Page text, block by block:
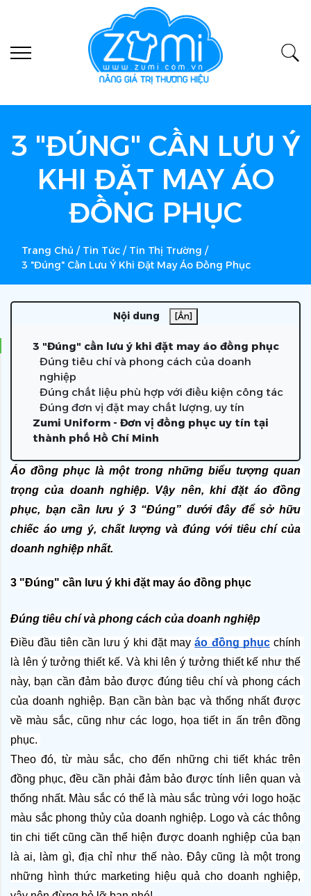
3 "ĐÚNG" CẦN LƯU Ý
KHI ĐẶT MAY ÁO
ĐỒNG PHỤC
Trang Chủ / Tin Tức / Tin Thị Trường /
3 "Đúng" Cần Lưu Ý Khi Đặt May Áo Đồng Phục
Nội dung [Ẩn]
3 "Đúng" cần lưu ý khi đặt may áo đồng phục
Đúng tiêu chí và phong cách của doanh
nghiệp
Đúng chất liệu phù hợp với điều kiện công tác
Đúng đơn vị đặt may chất lượng, uy tín
Zumi Uniform - Đơn vị đồng phục uy tín tại
thành phố Hồ Chí Minh
Áo đồng phục là một trong những biểu tượng quan
trọng của doanh nghiệp. Vậy nên, khi đặt áo đồng
phục, bạn cần lưu ý 3 “Đúng” dưới đây để sở hữu
chiếc áo ưng ý, chất lượng và đúng với tiêu chí của
doanh nghiệp nhất.
3 "Đúng" cần lưu ý khi đặt may áo đồng phục
Đúng tiêu chí và phong cách của doanh nghiệp
Điều đầu tiên cần lưu ý khi đặt may áo đồng phục chính
là lên ý tưởng thiết kế. Và khi lên ý tưởng thiết kế như thế
này, bạn cần đảm bảo được đúng tiêu chí và phong cách
của doanh nghiệp. Bạn cần bàn bạc và thống nhất được
về màu sắc, cũng như các logo, họa tiết in ấn trên đồng
phục.
Theo đó, từ màu sắc, cho đến những chi tiết khác trên
đồng phục, đều cần phải đảm bảo được tính liên quan và
thống nhất. Màu sắc có thể là màu sắc trùng với logo hoặc
màu sắc phong thủy của doanh nghiệp. Logo và các thông
tin chi tiết cũng cần thể hiện được doanh nghiệp của bạn
là ai, làm gì, địa chỉ như thế nào. Đây cũng là một trong
những hình thức marketing hiệu quả cho doanh nghiệp,